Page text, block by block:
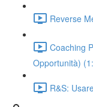
Reverse
Coaching
Opportunità)
R&S: